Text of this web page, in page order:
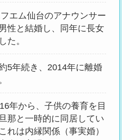
エム仙台のアナウンサー
性と結婚し、同年に長女
た。
5年続き、2014年に離婚
年から、子供の養育を目
那と一時的に同居してい
れは内縁関係（事実婚）